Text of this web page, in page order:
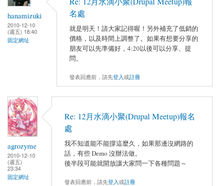
hanamizuki
2010-12-10
(週五) 18:40
固定網址
名處
就是明天！請大家記得喔！另外補充了低銷的
價格，以及時間上調整了。如果有想要分享的
朋友可以先準備好，4:20以後可以分享、提
問。
發表回應前，請先登入或註冊
agrozyme
2010-12-10
(週五)
23:34
固定網址
Re: 12月水滴小聚(Drupal Meetup)報名
處
我不知道能不能撐這麼久，如果那邊沒網路的
話，有些 Demo 沒辦法做。
後半段可能就開放讓大家問一下各種問題～
發表回應前，請先登入或註冊